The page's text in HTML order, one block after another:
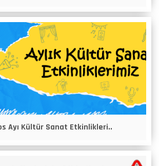
Ayı Kültür Sanat Etkinlikleri..